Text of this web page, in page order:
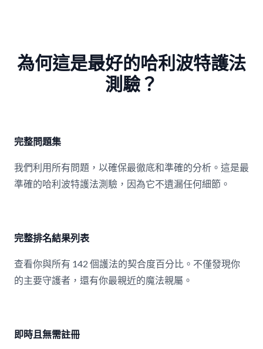
為何這是最好的哈利波特護法
測驗？
完整問題集
我們利用所有問題，以確保最徹底和準確的分析。這是最
準確的哈利波特護法測驗，因為它不遺漏任何細節。
完整排名結果列表
查看你與所有 142 個護法的契合度百分比。不僅發現你
的主要守護者，還有你最親近的魔法親屬。
即時且無需註冊